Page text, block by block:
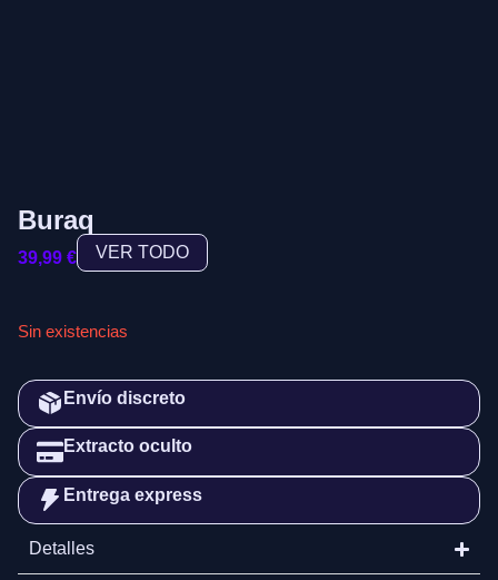
Buraq
39,99 € VER TODO
Sin existencias
Envío discreto
Extracto oculto
Entrega express
Detalles